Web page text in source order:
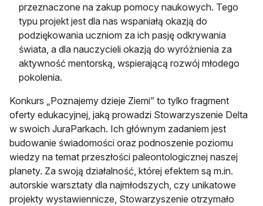
przeznaczone na zakup pomocy naukowych. Tego
typu projekt jest dla nas wspaniałą okazją do
podziękowania uczniom za ich pasję odkrywania
świata, a dla nauczycieli okazją do wyróżnienia za
aktywność mentorską, wspierającą rozwój młodego
pokolenia.
Konkurs „Poznajemy dzieje Ziemi” to tylko fragment
oferty edukacyjnej, jaką prowadzi Stowarzyszenie Delta
w swoich JuraParkach. Ich głównym zadaniem jest
budowanie świadomości oraz podnoszenie poziomu
wiedzy na temat przeszłości paleontologicznej naszej
planety. Za swoją działalność, której efektem są m.in.
autorskie warsztaty dla najmłodszych, czy unikatowe
projekty wystawiennicze, Stowarzyszenie otrzymało